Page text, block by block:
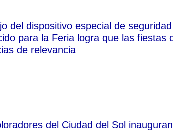
del dispositivo especial de
para la Feria logra que las fiestas
de relevancia
del Ciudad del Sol